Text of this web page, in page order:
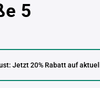
5
Jetzt 20% Rabatt auf